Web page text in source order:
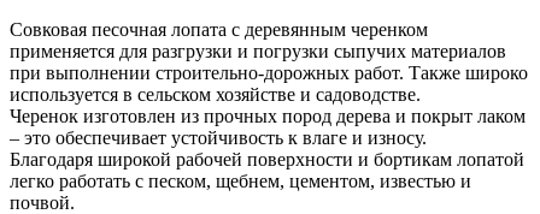
Совковая песочная лопата с деревянным черенком
применяется для разгрузки и погрузки сыпучих материалов
при выполнении строительно-дорожных работ. Также широко
используется в сельском хозяйстве и садоводстве.
Черенок изготовлен из прочных пород дерева и покрыт лаком
– это обеспечивает устойчивость к влаге и износу.
Благодаря широкой рабочей поверхности и бортикам лопатой
легко работать с песком, щебнем, цементом, известью и
почвой.